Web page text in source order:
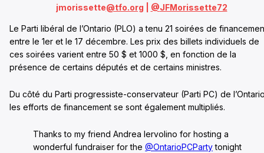
jmorissette@tfo.org @JFMorissette72
Le Parti libéral de l’Ontario (PLO) a tenu 21 soirées de
entre le 1er et le 17 décembre. Les prix des billets individuels de
ces soirées varient entre 50 $ et 1000 $, en fonction de la
présence de certains députés et de certains ministres.
Du côté du Parti progressiste-conservateur (Parti PC) de
les efforts de financement se sont également multipliés.
Thanks to my friend Andrea Iervolino for hosting a
wonderful fundraiser for the @OntarioPCPartytonight